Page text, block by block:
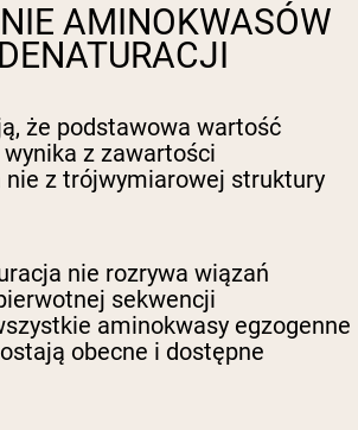
AMINOKWASÓW
że podstawowa wartość
wynika z zawartości
nie z trójwymiarowej struktury
nie rozrywa wiązań
sekwencji
aminokwasy egzogenne
obecne i dostępne